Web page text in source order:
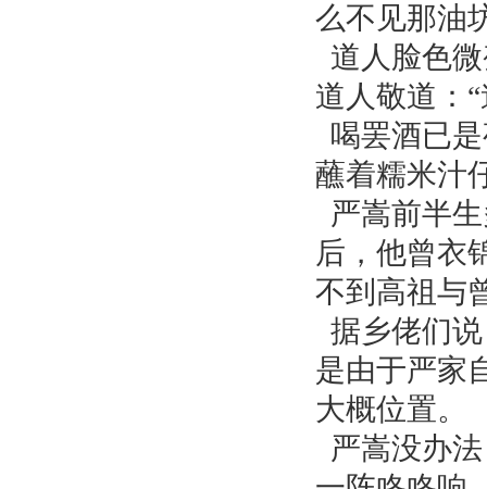
么不见那油
道人脸色
道人敬道：
喝罢酒已
蘸着糯米汁
严嵩前半
后，他曾衣
不到高祖与
据乡佬们
是由于严家
大概位置。
严嵩没办